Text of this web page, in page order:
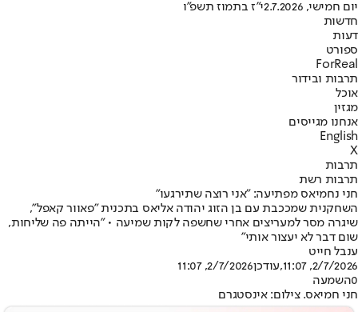
יום חמישי, 2.7.2026
י"ז בתמוז תשפ"ו
חדשות
דעות
ספורט
ForReal
תרבות ובידור
אוכל
מגזין
אנחנו מגייסים
English
X
תרבות
תרבות רשת
חני נחמיאס מפתיעה: "אני רוצה שתירגעו"
השחקנית שמככבת עם בן הזוג יהודה אליאס בתכנית "פאוור קאפל",
שיגרה מסר למעריצים אחרי שחשפה לקות שמיעה • "הייתה פה שליחות,
שום דבר לא יעצור אותי"
ענבל חייט
2/7/2026, 11:07
,עודכן2/7/2026, 11:07
0השמעה
חני חמיאס. צילום: אינסטגרם